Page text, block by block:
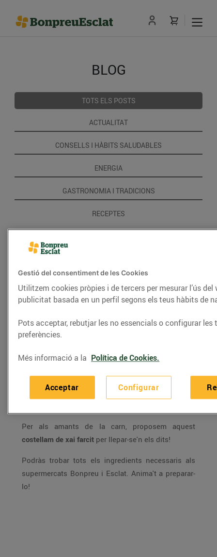
BLOG
TOTS ELS POSTS
ACTUALITAT
CONSELLS I HÀBITS SALUDABLES
ENERGIA
GASTRONOMIA I TRADICIONS
RECEPTES
RECEPTES
Costellam de xai farcit
05/de febrer/2016
Per als amants de la carn, proposem aquest
costellam de xai farcit per llepar-se'n els dits!
Podràs trobar tots els ingredients necessaris als
supermercats Bonpreu i Esclat. Anima't a preparar-
lo!
Gestió del consentiment de les Cookies
Utilitzem cookies pròpies i de tercers per mesurar l’ús
publicitat basada en un perfil segons els teus hàbits de
Pots acceptar, rebutjar les no essencials o configurar les
preferències.
Més informació a la Política de Cookies.
Configurar
Acceptar